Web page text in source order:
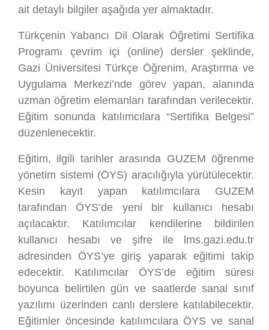
ait detaylı bilgiler aşağıda yer almaktadır.
Türkçenin Yabancı Dil Olarak Öğretimi Sertifika
Programı çevrim içi (online) dersler şeklinde,
Gazi Üniversitesi Türkçe Öğrenim, Araştırma ve
Uygulama Merkezi’nde görev yapan, alanında
uzman öğretim elemanları tarafından verilecektir.
Eğitim sonunda katılımcılara “Sertifika Belgesi”
düzenlenecektir.
Eğitim, ilgili tarihler arasında GUZEM öğrenme
yönetim sistemi (ÖYS) aracılığıyla yürütülecektir.
Kesin kayıt yapan katılımcılara GUZEM
tarafından ÖYS’de yeni bir kullanıcı hesabı
açılacaktır. Katılımcılar kendilerine bildirilen
kullanıcı hesabı ve şifre ile lms.gazi.edu.tr
adresinden ÖYS’ye giriş yaparak eğitimi takip
edecektir. Katılımcılar ÖYS’de eğitim süresi
boyunca belirtilen gün ve saatlerde sanal sınıf
yazılımı üzerinden canlı derslere katılabilecektir.
Eğitimler öncesinde katılımcılara ÖYS ve sanal